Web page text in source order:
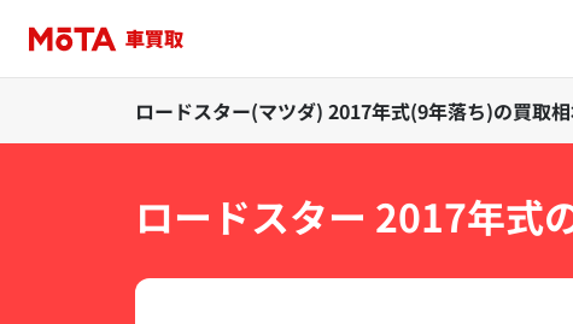
ロードスター(マツダ) 2017年式(9年落ち)の買取
ロードスター 2017年式